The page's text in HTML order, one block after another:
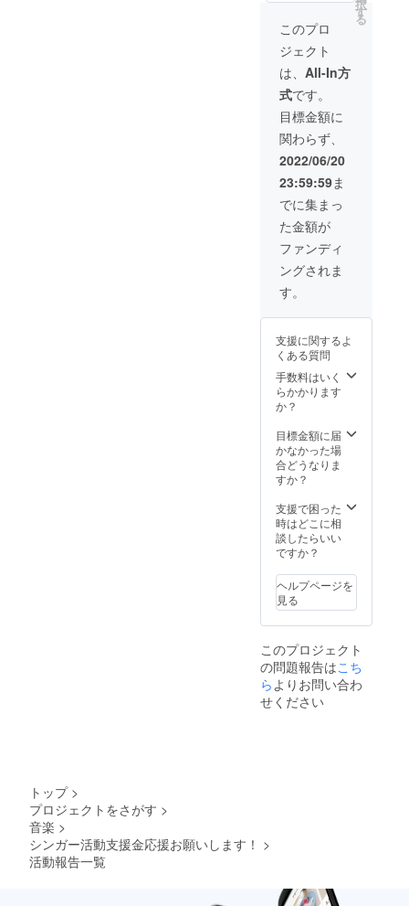
月3日（土）を予
定しています。
択
す
る
このプロ
ジェクト
は、 All-In方
式です。
目標金額に
関わらず、
2022/06/20
23:59:59ま
でに集まっ
た金額が
ファンディ
ングされま
す。
支援に関するよ
くある質問
手数料はいく
らかかります
か？
目標金額に届
かなかった場
合どうなりま
すか？
支援で困った
時はどこに相
談したらいい
ですか？
ヘルプページを
見る
このプロジェクト
の問題報告はこち
ら よりお問い合わ
せください
トップ >
プロジェクトをさがす >
音楽 >
シンガー活動支援金応援お願いします！ >
活動報告一覧